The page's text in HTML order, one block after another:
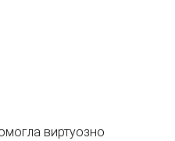
виртуозно